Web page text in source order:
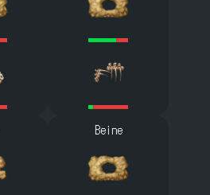
Beine